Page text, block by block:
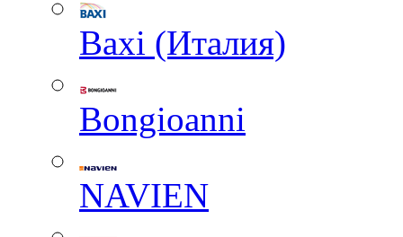
Baxi (Италия)
Вongioanni
NAVIEN